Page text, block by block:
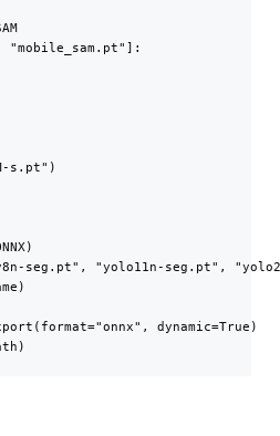
s.pt")
seg.pt", "yolo11n-seg.pt",
dynamic=True)